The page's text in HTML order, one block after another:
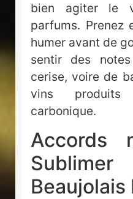
bien agiter le
parfums. Prenez
humer avant de
sentir des
cerise, voire de
vins produits
carbonique.
Accords
Beaujolais